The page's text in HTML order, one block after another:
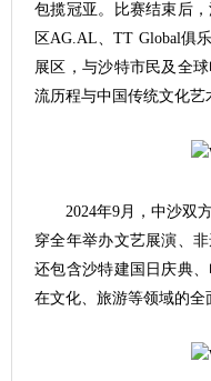
包揽冠亚。比赛结束后
区AG.AL、TT Global俱
展区，与沙特市民及全
流历程与中国传统文化艺
2024年9月，中沙双
穿全年举办文艺展演、
还包含沙特建国日庆典
在文化、旅游等领域的全